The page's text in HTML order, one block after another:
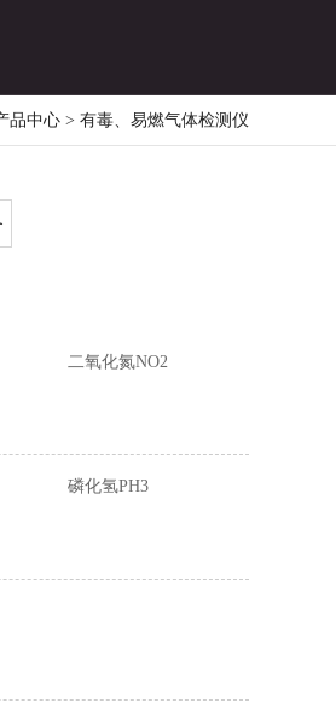
品中心 > 有毒、易燃气体检测仪
二氧化氮NO2
磷化氢PH3